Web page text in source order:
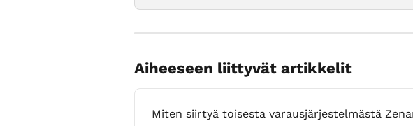
Aiheeseen liittyvät artikkelit
Miten siirtyä toisesta varausjärjestelmästä